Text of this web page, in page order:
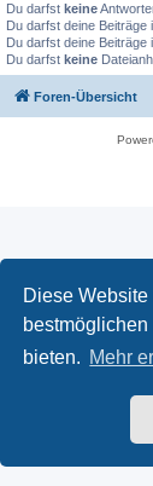
Diese
bieten. Mehr
Du darfst keine
Du darfst deine Beiträge
Du darfst deine Beiträge
Du darfst keine
Foren-Übersicht